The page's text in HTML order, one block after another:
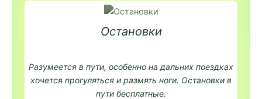
Остановки
Разумеется в пути, особенно на дальних поездках
хочется прогуляться и размять ноги. Остановки в
пути бесплатные.